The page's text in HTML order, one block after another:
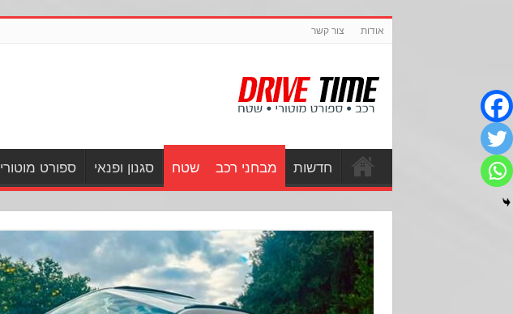
אודות צור קשר
חדשות מבחני רכב שטח סגנון ופנאי ספורט מוטורי